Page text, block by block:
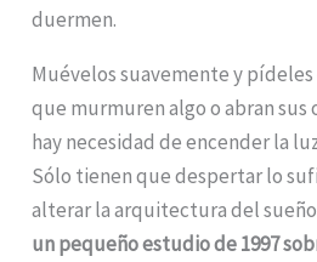
duermen.
Muévelos suavemente y
que murmuren algo o abran sus
hay necesidad de encender la
Sólo tienen que despertar lo
alterar la arquitectura del
un pequeño estudio de 1997